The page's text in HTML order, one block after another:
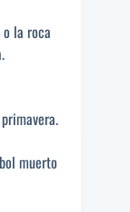
la roca
muerto